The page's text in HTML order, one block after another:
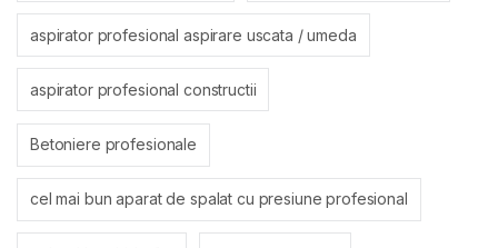
aspirator profesional aspirare uscata / umeda
aspirator profesional constructii
Betoniere profesionale
cel mai bun aparat de spalat cu presiune profesional